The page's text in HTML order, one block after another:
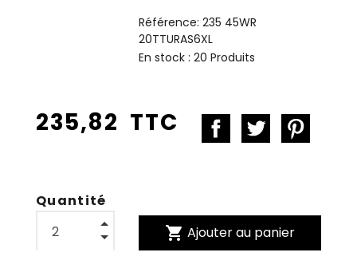
Référence:235 45WR
20TTURAS6XL
En stock :20 Produits
235,82 TTC
Quantité
shopping_cart Ajouter au panier